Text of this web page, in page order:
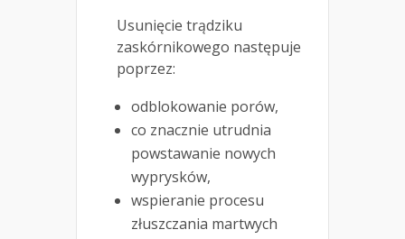
Usunięcie trądziku
zaskórnikowego następuje
poprzez:
odblokowanie porów,
co znacznie utrudnia
powstawanie nowych
wyprysków,
wspieranie procesu
złuszczania martwych